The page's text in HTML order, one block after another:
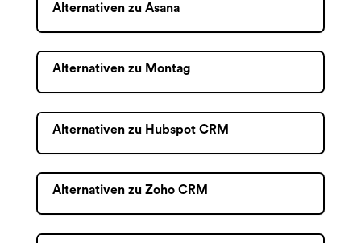
Alternativen zu Asana
Alternativen zu Montag
Alternativen zu Hubspot CRM
Alternativen zu Zoho CRM